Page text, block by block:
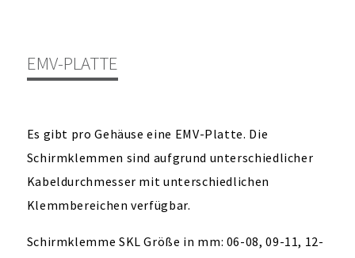
EMV-PLATTE
Es gibt pro Gehäuse eine EMV-Platte. Die
Schirmklemmen sind aufgrund unterschiedlicher
Kabeldurchmesser mit unterschiedlichen
Klemmbereichen verfügbar.
Schirmklemme SKL Größe in mm: 06-08, 09-11, 12-